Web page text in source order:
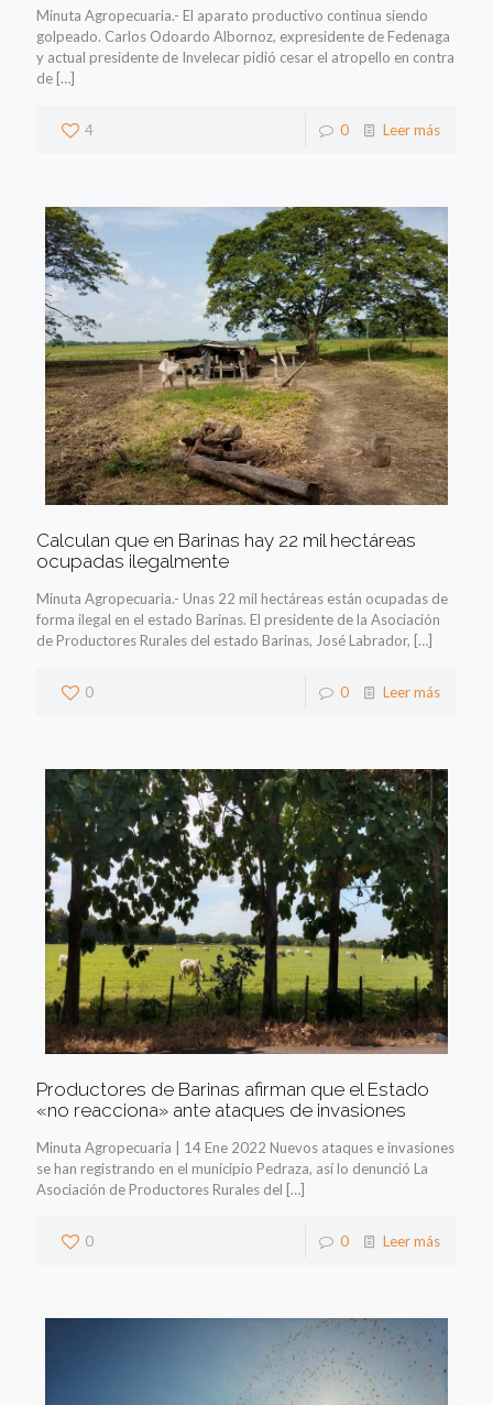
Minuta Agropecuaria.- El aparato productivo continua siendo
golpeado. Carlos Odoardo Albornoz, expresidente de Fedenaga
y actual presidente de Invelecar pidió cesar el atropello en contra
de […]
4 0 Leer más
Calculan que en Barinas hay 22 mil hectáreas
ocupadas ilegalmente
Minuta Agropecuaria.- Unas 22 mil hectáreas están ocupadas de
forma ilegal en el estado Barinas. El presidente de la Asociación
de Productores Rurales del estado Barinas, José Labrador, […]
0 0 Leer más
Productores de Barinas afirman que el Estado
«no reacciona» ante ataques de invasiones
Minuta Agropecuaria | 14 Ene 2022 Nuevos ataques e invasiones
se han registrando en el municipio Pedraza, así lo denunció La
Asociación de Productores Rurales del […]
0 0 Leer más